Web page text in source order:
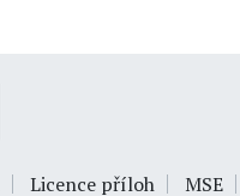
Licence příloh MSE